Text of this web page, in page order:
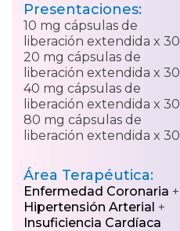
Presentaciones:
10 mg cápsulas de
liberación extendida x 30
20 mg cápsulas de
liberación extendida x 30
40 mg cápsulas de
liberación extendida x 30
80 mg cápsulas de
liberación extendida x 30
Área Terapéutica:
Enfermedad Coronaria +
Hipertensión Arterial +
Insuficiencia Cardíaca